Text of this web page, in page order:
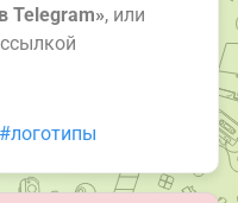
Telegram», или
#логотипы